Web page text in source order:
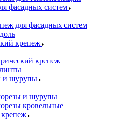
фасадных систем
для фасадных систем
крепеж
крепеж
и шурупы
и шурупы
кровельные